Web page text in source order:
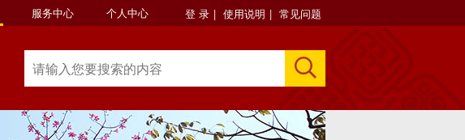
登 录 | 使用说明 | 常见问题
服务中心 个人中心